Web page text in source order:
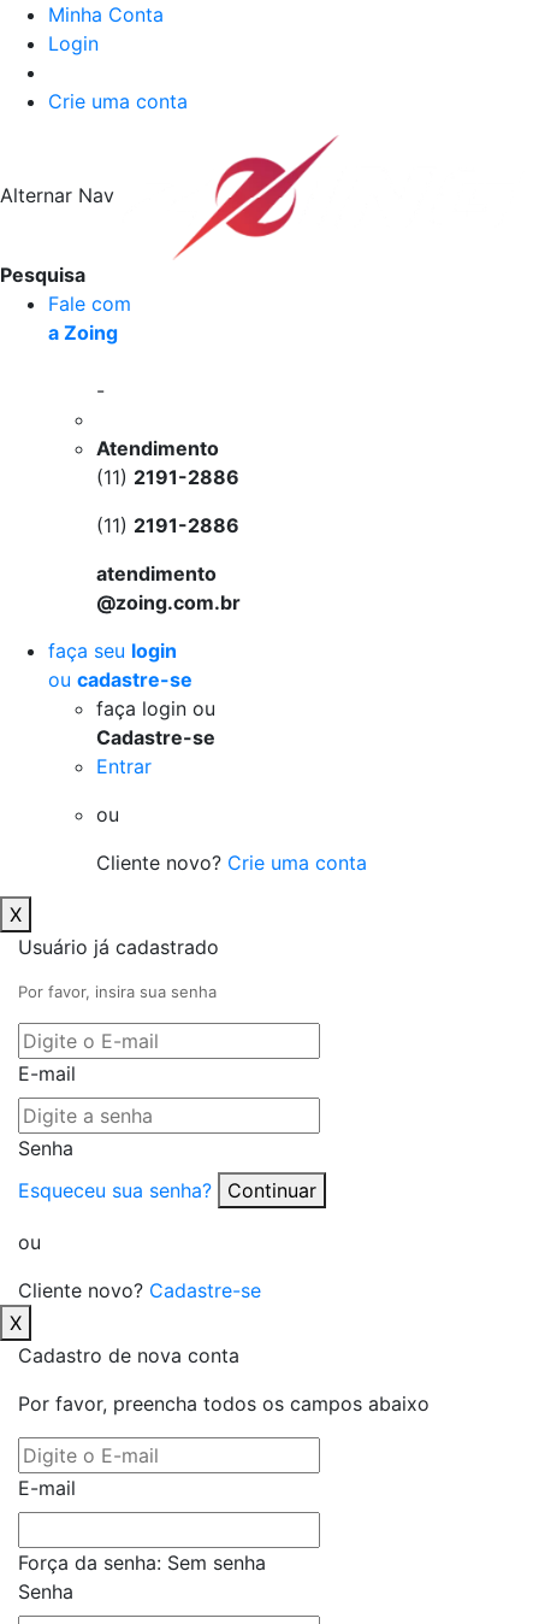
Minha Conta
Login
Crie uma conta
Alternar Nav
Pesquisa
Fale com
a Zoing
-
Atendimento
(11) 2191-2886
(11) 2191-2886
atendimento
@zoing.com.br
faça seu login
ou cadastre-se
faça login ou
Cadastre-se
Entrar
ou
Cliente novo? Crie uma conta
X
Usuário já cadastrado
Por favor, insira sua senha
E-mail
Senha
Esqueceu sua senha?
Continuar
ou
Cliente novo? Cadastre-se
X
Cadastro de nova conta
Por favor, preencha todos os campos abaixo
E-mail
Força da senha: Sem senha
Senha